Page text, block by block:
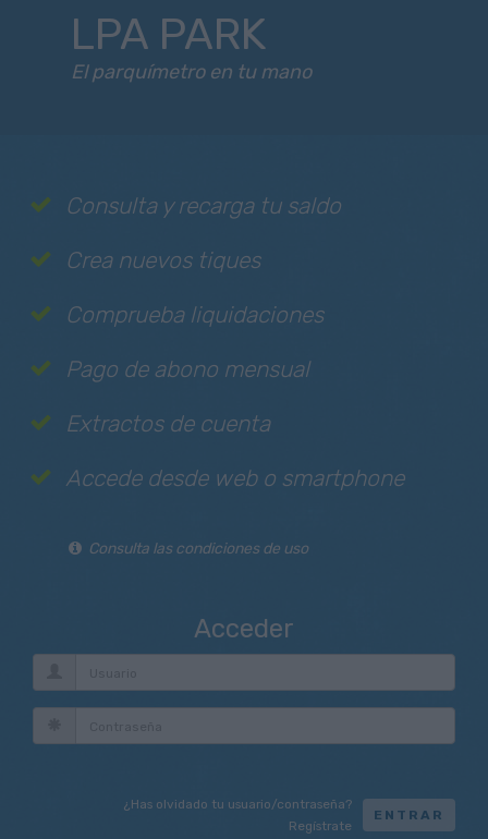
LPA PARK
El parquímetro en tu mano
Consulta y recarga tu saldo
Crea nuevos tiques
Comprueba liquidaciones
Pago de abono mensual
Extractos de cuenta
Accede desde web o smartphone
Consulta las condiciones de uso
Acceder
ENTRAR
¿Has olvidado tu usuario/contraseña?
Regístrate